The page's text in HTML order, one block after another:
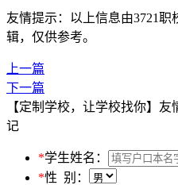
友情提示：以上信息由3721职
辑，仅供参考。
上一篇
下一篇
【定制学校，让学校找你】
记
*学生姓名：
*性 别：